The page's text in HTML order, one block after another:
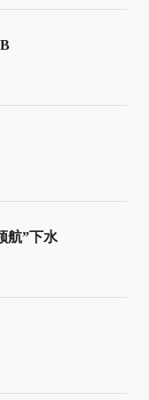
航”下水